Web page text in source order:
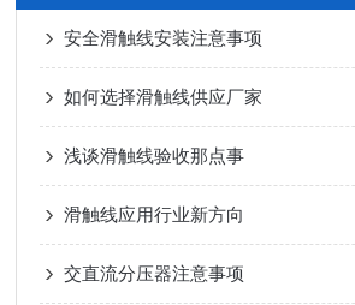
安全滑触线安装注意事项
如何选择滑触线供应厂家
浅谈滑触线验收那点事
滑触线应用行业新方向
交直流分压器注意事项